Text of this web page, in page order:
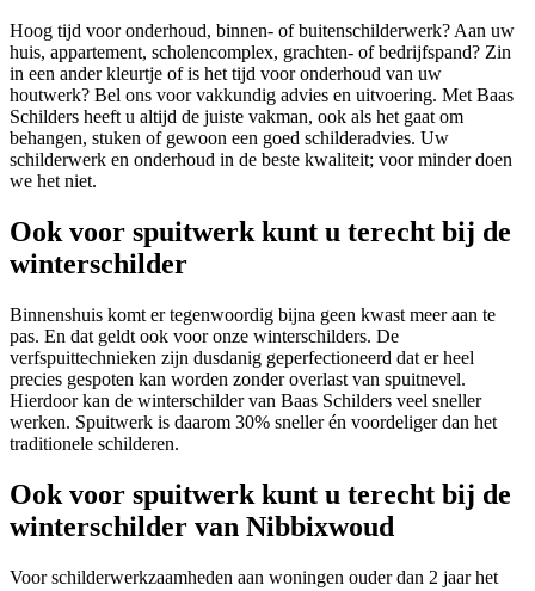
Hoog tijd voor onderhoud, binnen- of buitenschilderwerk? Aan uw
huis, appartement, scholencomplex, grachten- of bedrijfspand? Zin
in een ander kleurtje of is het tijd voor onderhoud van uw
houtwerk? Bel ons voor vakkundig advies en uitvoering. Met Baas
Schilders heeft u altijd de juiste vakman, ook als het gaat om
behangen, stuken of gewoon een goed schilderadvies. Uw
schilderwerk en onderhoud in de beste kwaliteit; voor minder doen
we het niet.
Ook voor spuitwerk kunt u terecht bij de
winterschilder
Binnenshuis komt er tegenwoordig bijna geen kwast meer aan te
pas. En dat geldt ook voor onze winterschilders. De
verfspuittechnieken zijn dusdanig geperfectioneerd dat er heel
precies gespoten kan worden zonder overlast van spuitnevel.
Hierdoor kan de winterschilder van Baas Schilders veel sneller
werken. Spuitwerk is daarom 30% sneller én voordeliger dan het
traditionele schilderen.
Ook voor spuitwerk kunt u terecht bij de
winterschilder van Nibbixwoud
Voor schilderwerkzaamheden aan woningen ouder dan 2 jaar het